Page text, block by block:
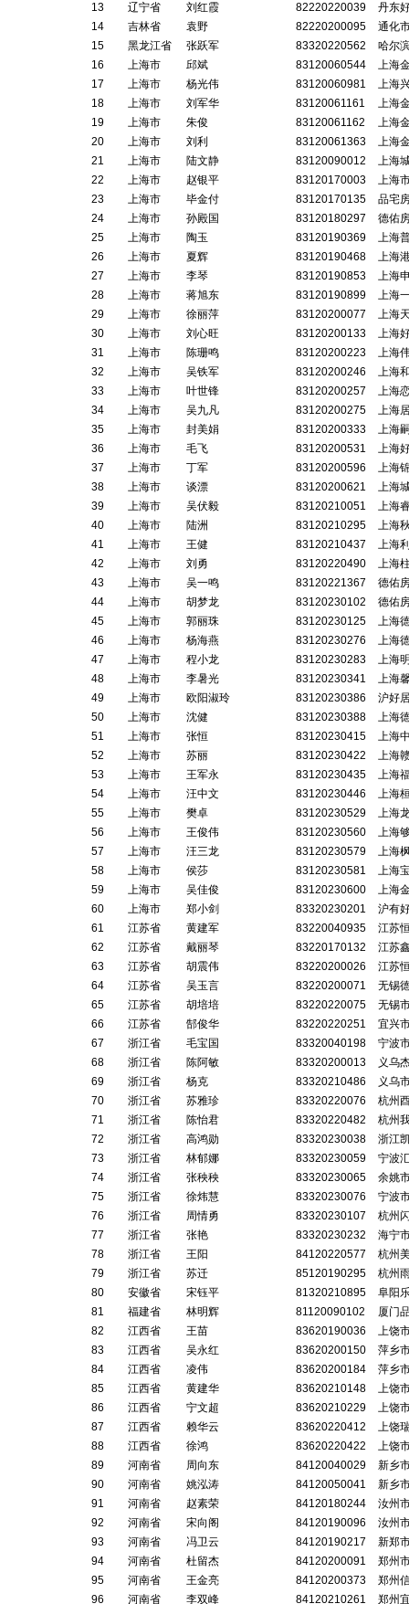
13
辽宁省 刘红霞 82220220039
丹东
14
吉林省 袁野 82220200095
通化
15
黑龙江省 张跃军 83320220562
哈尔
16
上海市 邱斌 83120060544
上海
17
上海市 杨光伟 83120060981
上海
18
上海市 刘军华 83120061161
上海
19
上海市 朱俊 83120061162
上海
20
上海市 刘利 83120061363
上海
21
上海市 陆文静 83120090012
上海
22
上海市 赵银平 83120170003
上海
23
上海市 毕金付 83120170135
品宅
24
上海市 孙殿国 83120180297
德佑
25
上海市 陶玉 83120190369
上海
26
上海市 夏辉 83120190468
上海
27
上海市 李琴 83120190853
上海
28
上海市 蒋旭东 83120190899
上海
29
上海市 徐丽萍 83120200077
上海
30
上海市 刘心旺 83120200133
上海
31
上海市 陈珊鸣 83120200223
上海
32
上海市 吴铁军 83120200246
上海
33
上海市 叶世锋 83120200257
上海
34
上海市 吴九凡 83120200275
上海
35
上海市 封美娟 83120200333
上海
36
上海市 毛飞 83120200531
上海
37
上海市 丁军 83120200596
上海
38
上海市 谈漂 83120200621
上海
39
上海市 吴伏毅 83120210051
上海
40
上海市 陆洲 83120210295
上海
41
上海市 王健 83120210437
上海
42
上海市 刘勇 83120220490
上海
43
上海市 吴一鸣 83120221367
德佑
44
上海市 胡梦龙 83120230102
德佑
45
上海市 郭丽珠 83120230125
上海
46
上海市 杨海燕 83120230276
上海
47
上海市 程小龙 83120230283
上海
48
上海市 李暑光 83120230341
上海
49
上海市 欧阳淑玲 83120230386
沪好
50
上海市 沈健 83120230388
上海
51
上海市 张恒 83120230415
上海
52
上海市 苏丽 83120230422
上海
53
上海市 王军永 83120230435
上海
54
上海市 汪中文 83120230446
上海
55
上海市 樊卓 83120230529
上海
56
上海市 王俊伟 83120230560
上海
57
上海市 汪三龙 83120230579
上海
58
上海市 侯莎 83120230581
上海
59
上海市 吴佳俊 83120230600
上海
60
上海市 郑小剑 83320230201
沪有
61
江苏省 黄建军 83220040935
江苏
62
江苏省 戴丽琴 83220170132
江苏
63
江苏省 胡震伟 83220200026
江苏
64
江苏省 吴玉言 83220200071
无锡
65
江苏省 胡培培 83220220075
无锡
66
江苏省 郜俊华 83220220251
宜兴
67
浙江省 毛宝国 83320040198
宁波
68
浙江省 陈阿敏 83320200013
义乌
69
浙江省 杨克 83320210486
义乌
70
浙江省 苏雅珍 83320220076
杭州
71
浙江省 陈怡君 83320220482
杭州
72
浙江省 高鸿勋 83320230038
浙江
73
浙江省 林郁娜 83320230059
宁波
74
浙江省 张秧秧 83320230065
余姚
75
浙江省 徐炜慧 83320230076
宁波
76
浙江省 周情勇 83320230107
杭州
77
浙江省 张艳 83320230232
海宁
78
浙江省 王阳 84120220577
杭州
79
浙江省 苏迁 85120190295
杭州
80
安徽省 宋钰平 81320210895
阜阳
81
福建省 林明辉 81120090102
厦门
82
江西省 王苗 83620190036
上饶
83
江西省 吴永红 83620200150
萍乡
84
江西省 凌伟 83620200184
萍乡
85
江西省 黄建华 83620210148
上饶
86
江西省 宁文超 83620210229
上饶
87
江西省 赖华云 83620220412
上饶
88
江西省 徐鸿 83620220422
上饶
89
河南省 周向东 84120040029
新乡
90
河南省 姚泓涛 84120050041
新乡
91
河南省 赵素荣 84120180244
汝州
92
河南省 宋向阁 84120190096
汝州
93
河南省 冯卫云 84120190217
新郑
94
河南省 杜留杰 84120200091
郑州
95
河南省 王金亮 84120200373
郑州
96
河南省 李双峰 84120210261 郑州